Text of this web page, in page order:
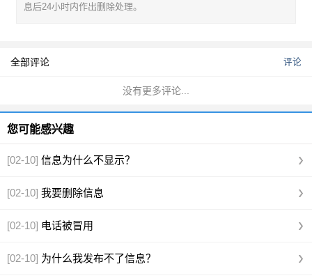
息后24小时内作出删除处理。
全部评论 评论
没有更多评论...
您可能感兴趣
[02-10] 信息为什么不显示？
[02-10] 我要删除信息
[02-10] 电话被冒用
[02-10] 为什么我发布不了信息？